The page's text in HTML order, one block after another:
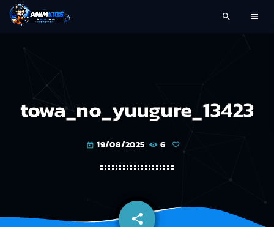
search menu
towa_no_yuugure_13423
today 19/08/2025 6
share
email